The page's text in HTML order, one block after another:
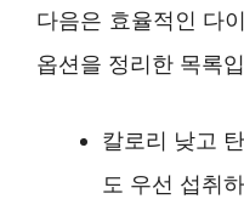
다음은 효율적인 다
옵션을 정리한 목록
칼로리 낮고
도 우선 섭취